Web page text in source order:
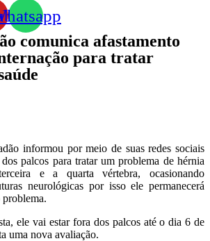
comunica afastamento
para tratar
informou por meio de suas redes sociais
palcos para tratar um problema de hérnia
e a quarta vértebra, ocasionando
neurológicas por isso ele permanecerá
problema.
ele vai estar fora dos palcos até o dia 6 de
uma nova avaliação.